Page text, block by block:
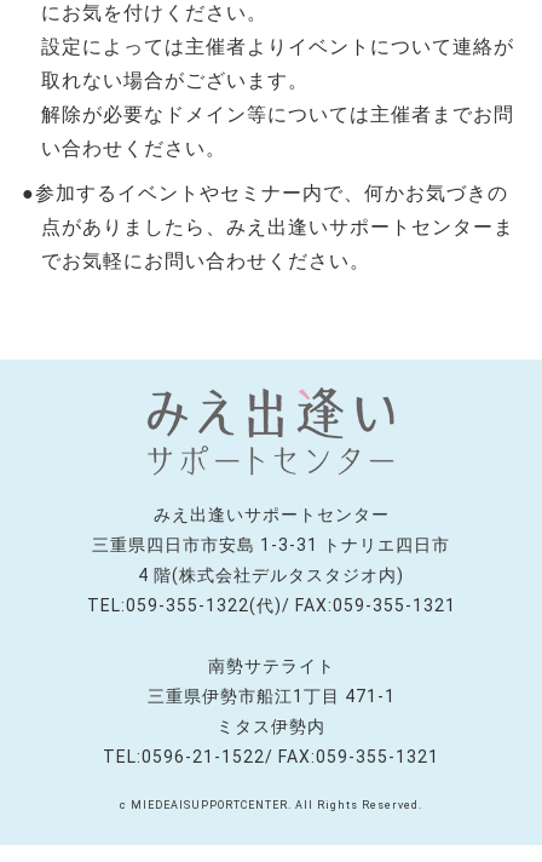
にお気を付けください。
設定によっては主催者よりイベントについて連絡が
取れない場合がございます。
解除が必要なドメイン等については主催者までお問
い合わせください。
●参加するイベントやセミナー内で、何かお気づきの
点がありましたら、みえ出逢いサポートセンターま
でお気軽にお問い合わせください。
みえ出逢いサポートセンター
三重県四日市市安島 1-3-31 トナリエ四日市
4 階(株式会社デルタスタジオ内)
TEL:059-355-1322(代)/ FAX:059-355-1321
南勢サテライト
三重県伊勢市船江1丁目 471-1
ミタス伊勢内
TEL:0596-21-1522/ FAX:059-355-1321
c MIEDEAISUPPORTCENTER. All Rights Reserved.